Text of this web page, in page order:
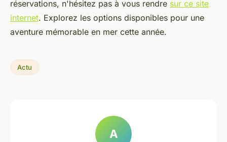
réservations, n'hésitez pas à vous rendre sur ce site
internet. Explorez les options disponibles pour une
aventure mémorable en mer cette année.
Actu
A